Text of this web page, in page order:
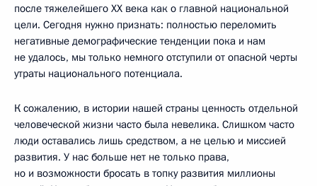
после тяжелейшего ХХ века как о главной национальной
цели. Сегодня нужно признать: полностью переломить
негативные демографические тенденции пока и нам
не удалось, мы только немного отступили от опасной черты
утраты национального потенциала.
К сожалению, в истории нашей страны ценность отдельной
человеческой жизни часто была невелика. Слишком часто
люди оставались лишь средством, а не целью и миссией
развития. У нас больше нет не только права,
но и возможности бросать в топку развития миллионы